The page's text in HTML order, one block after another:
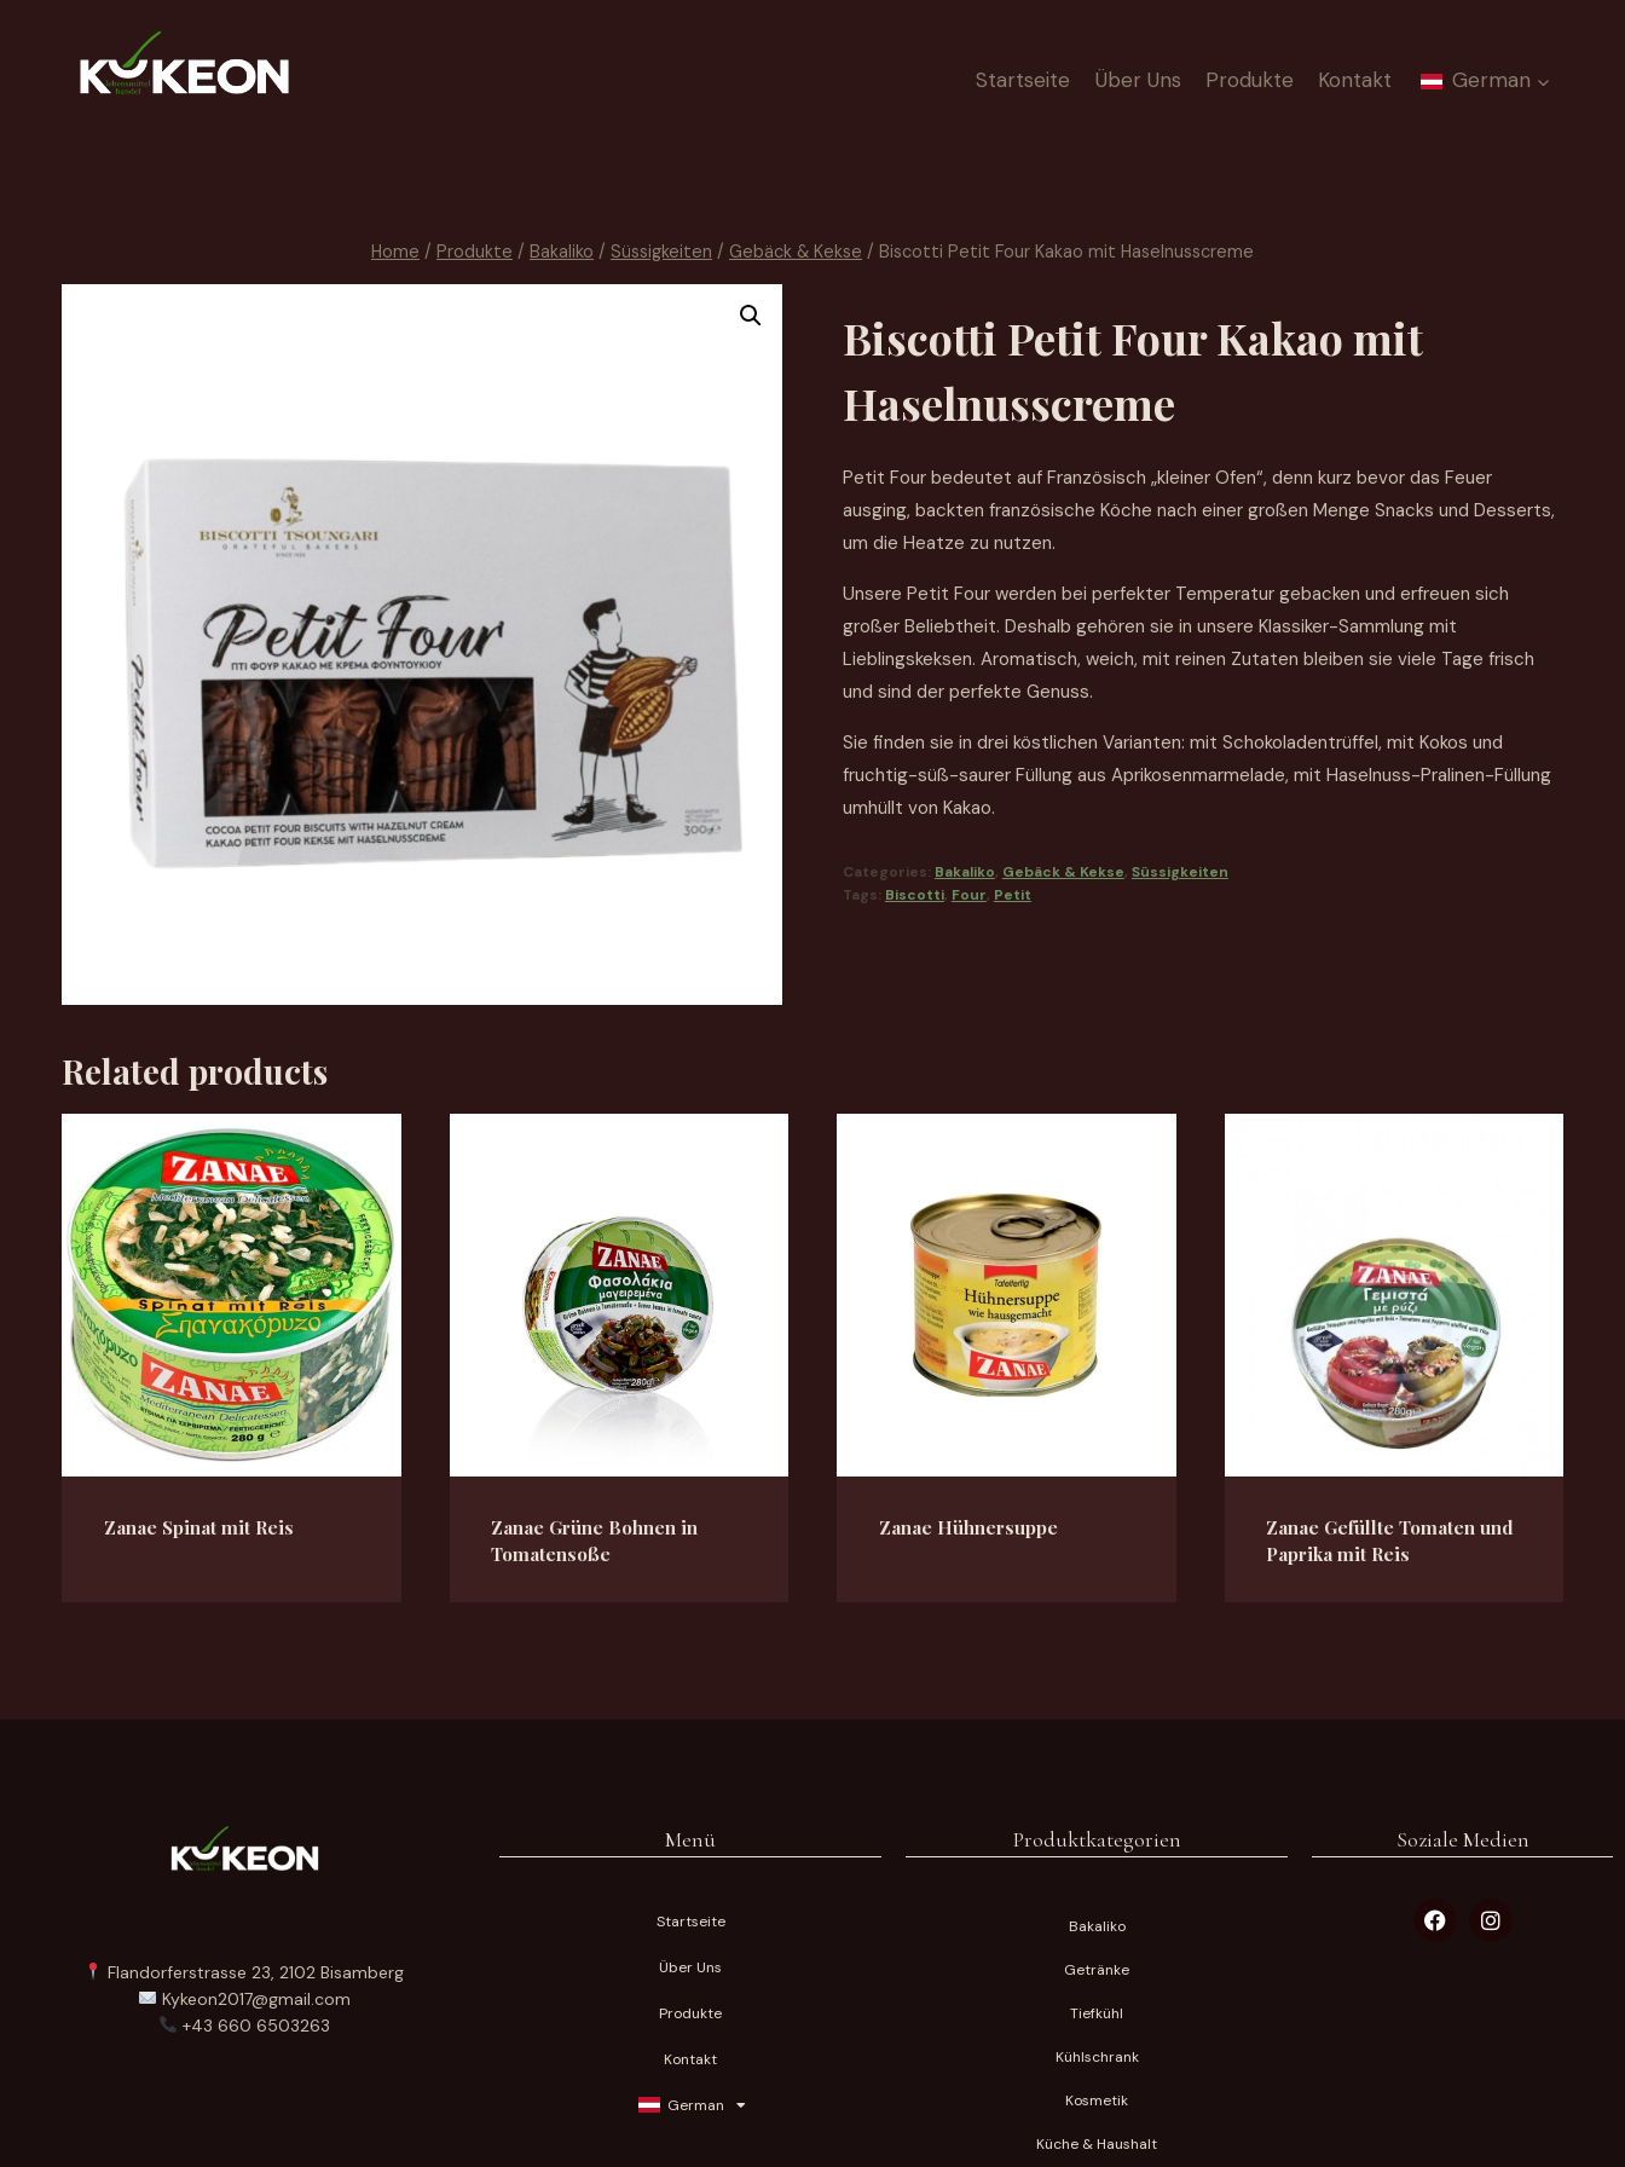
Startseite Über Uns Produkte Kontakt German
Home / Produkte / Bakaliko / Süssigkeiten / Gebäck & Kekse / Biscotti Petit Four Kakao mit Haselnusscreme
Biscotti Petit Four Kakao mit
Haselnusscreme
Petit Four bedeutet auf Französisch „kleiner Ofen“, denn kurz bevor das Feuer
ausging, backten französische Köche nach einer großen Menge Snacks und Desserts,
um die Heatze zu nutzen.
Unsere Petit Four werden bei perfekter Temperatur gebacken und erfreuen sich
großer Beliebtheit. Deshalb gehören sie in unsere Klassiker-Sammlung mit
Lieblingskeksen. Aromatisch, weich, mit reinen Zutaten bleiben sie viele Tage frisch
und sind der perfekte Genuss.
Sie finden sie in drei köstlichen Varianten: mit Schokoladentrüffel, mit Kokos und
fruchtig-süß-saurer Füllung aus Aprikosenmarmelade, mit Haselnuss-Pralinen-Füllung
umhüllt von Kakao.
Categories: Bakaliko, Gebäck & Kekse, Süssigkeiten
Tags: Biscotti, Four, Petit
Related products
Zanae Spinat mit Reis
Zanae Grüne Bohnen in
Tomatensoße
Zanae Hühnersuppe
Zanae Gefüllte Tomaten und
Paprika mit Reis
Flandorferstrasse 23, 2102 Bisamberg
Kykeon2017@gmail.com
+43 660 6503263
Menü
Startseite
Über Uns
Produkte
Kontakt
German
Produktkategorien
Bakaliko
Getränke
Tiefkühl
Kühlschrank
Kosmetik
Küche & Haushalt
Soziale Medien